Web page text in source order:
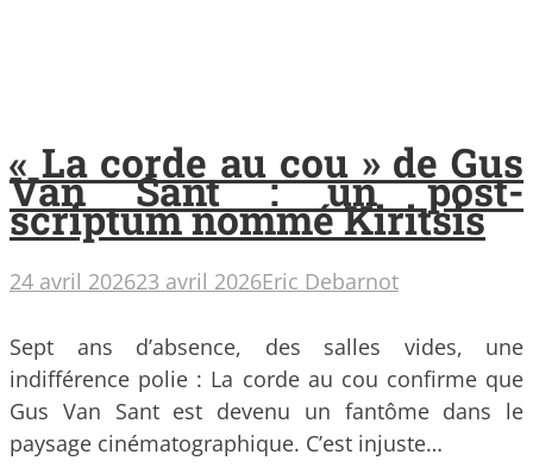
« La corde au cou » de Gus
Van Sant : un post-
scriptum nommé Kiritsis
24 avril 202623 avril 2026Eric Debarnot
Sept ans d’absence, des salles vides, une
indifférence polie : La corde au cou confirme que
Gus Van Sant est devenu un fantôme dans le
paysage cinématographique. C’est injuste…